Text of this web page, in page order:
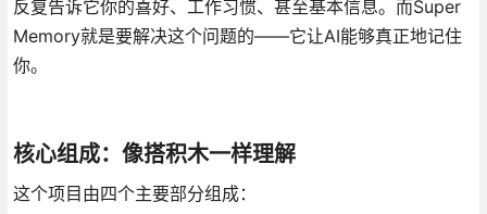
反复告诉它你的喜好、工作习惯、甚至基本信息。而Super
Memory就是要解决这个问题的——它让AI能够真正地记住
你。
核心组成：像搭积木一样理解
这个项目由四个主要部分组成：